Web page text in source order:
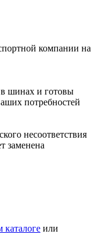
компании на
шинах и готовы
потребностей
несоответствия
заменена
каталоге или